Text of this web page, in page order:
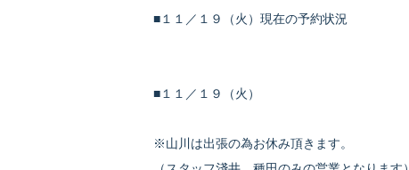
■１１／１９（火）現在の予約状況
■１１／１９（火）
※山川は出張の為お休み頂きます。